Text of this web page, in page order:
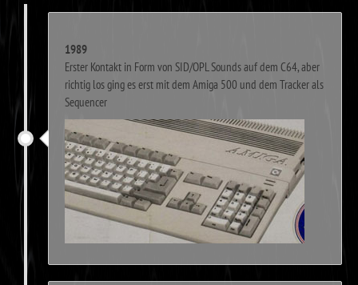
1989
Erster Kontakt in Form von SID/OPL Sounds auf dem C64, aber
richtig los ging es erst mit dem Amiga 500 und dem Tracker als
Sequencer